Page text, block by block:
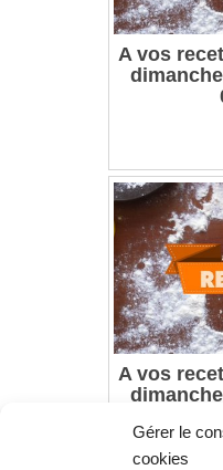
Gérer le
cookies
A vos
A vos